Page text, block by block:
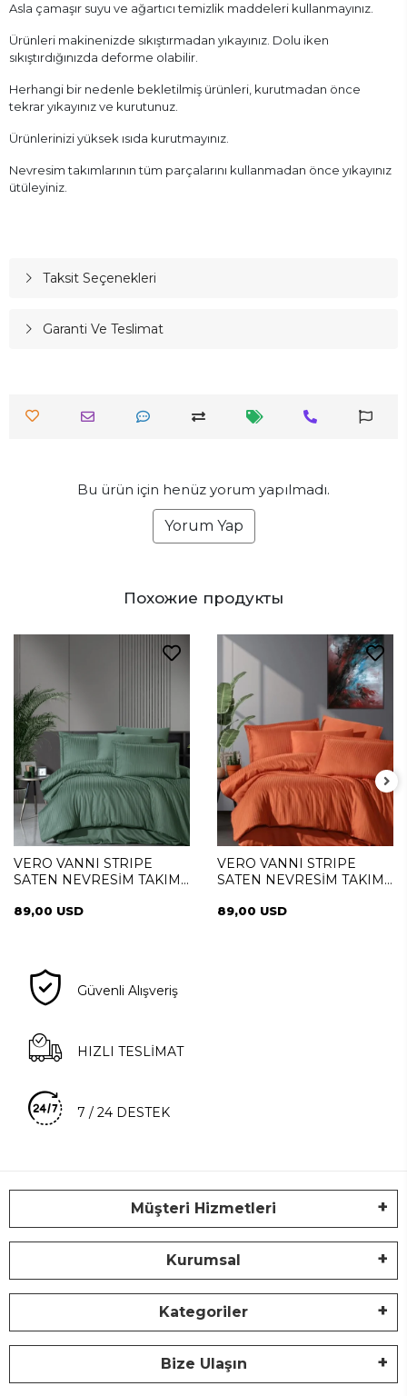
Asla çamaşır suyu ve ağartıcı temizlik maddeleri kullanmayınız.
Ürünleri makinenizde sıkıştırmadan yıkayınız. Dolu iken
sıkıştırdığınızda deforme olabilir.
Herhangi bir nedenle bekletilmiş ürünleri, kurutmadan önce
tekrar yıkayınız ve kurutunuz.
Ürünlerinizi yüksek ısıda kurutmayınız.
Nevresim takımlarının tüm parçalarını kullanmadan önce yıkayınız
ütüleyiniz.
Taksit Seçenekleri
Garanti Ve Teslimat
Bu ürün için henüz yorum yapılmadı.
Yorum Yap
Похожие продукты
VERO VANNI STRIPE
SATEN NEVRESİM TAKIMI
89,00 USD
VERO VANNI STRIPE
SATEN NEVRESİM TAKIMI
89,00 USD
Güvenli Alışveriş
HIZLI TESLİMAT
7 / 24 DESTEK
Müşteri Hizmetleri
Kurumsal
Kategoriler
Bize Ulaşın